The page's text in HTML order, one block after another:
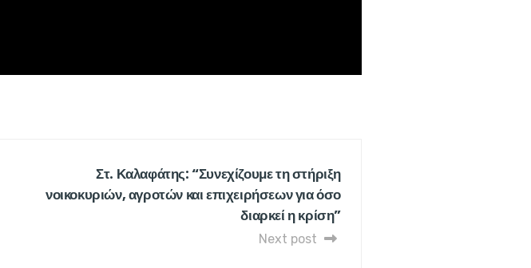
Στ. Καλαφάτης: “Συνεχίζουμε τη στήριξη
νοικοκυριών, αγροτών και επιχειρήσεων για όσο
διαρκεί η κρίση”
Next post